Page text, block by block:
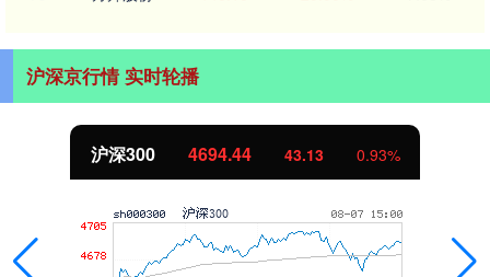
沪深京行情 实时轮播
沪深300 4694.44 43.13 0.93%